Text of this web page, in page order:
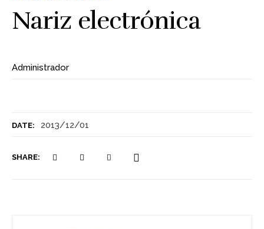
DATE: 2013/12/01
SHARE:
Nariz electrónica
Administrador